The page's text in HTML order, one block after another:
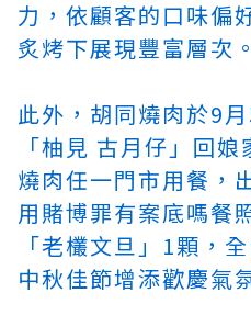
力，依顧客的口味偏
炙烤下展現豐富層次。
此外，胡同燒肉於9
「柚見 古月仔」回
燒肉任一門市用餐，
用賭博罪有案底嗎餐
「老欉文旦」1顆，
中秋佳節增添歡慶氣